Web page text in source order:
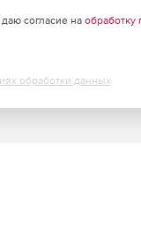
даю согласие на обработку
обработки данных